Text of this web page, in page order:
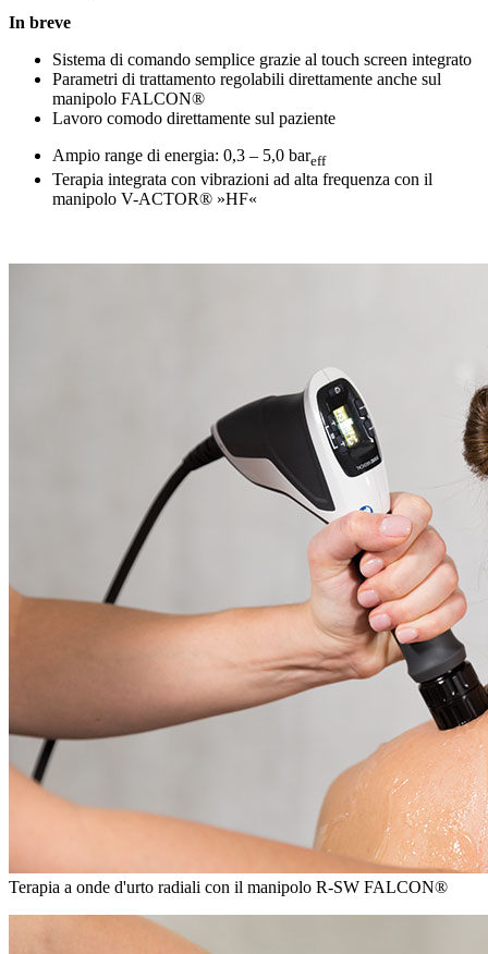
In breve
Sistema di comando semplice grazie al touch screen integrato
Parametri di trattamento regolabili direttamente anche sul
manipolo FALCON®
Lavoro comodo direttamente sul paziente
Ampio range di energia: 0,3 – 5,0 bareff
Terapia integrata con vibrazioni ad alta frequenza con il
manipolo V-ACTOR® »HF«
Terapia a onde d'urto radiali con il manipolo R-SW FALCON®